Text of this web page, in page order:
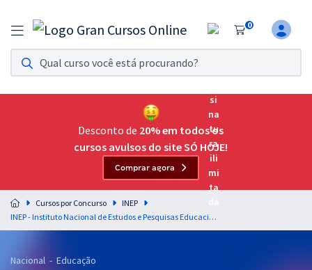
0
Assinatura Ilimitada 11
Acesso a todos os cursos. Teste grátis por 7 dias!
Assinatura OAB Até Passar
Acesso ilimitado a toda preparação para o Exame da
Residências Multiprofissionais
Preparação completa e intensiva para as principais
residências em saúde do Brasil
Desconto de 20% em todos os
cursos avulsos do site SÓ HOJE!
Comprar agora
Cursos por Concurso
INEP
INEP - Instituto Nacional de Estudos e Pesquisas Educacionais Anísio Teixeira - Conhecimentos Específicos para o Cargo: Técnico em Informações Educacionais - Área de Especialização I
Nacional - Educação